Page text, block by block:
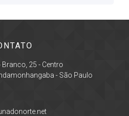
25 - Centro
- São Paulo